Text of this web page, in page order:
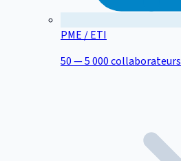
PME / ETI
50 — 5 000 collaborateurs